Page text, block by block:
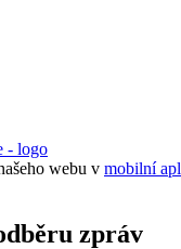
webu v mobilní
zpráv